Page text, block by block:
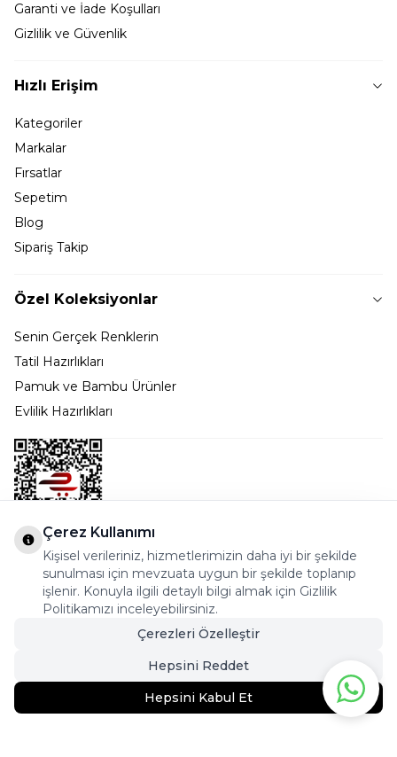
579,90TL469,95TL Sepete Ekle
Garanti ve İade Koşulları
Gizlilik ve Güvenlik
Hızlı Erişim
Kategoriler
Markalar
Fırsatlar
Sepetim
Blog
Sipariş Takip
Özel Koleksiyonlar
Senin Gerçek Renklerin
Tatil Hazırlıkları
Pamuk ve Bambu Ürünler
Evlilik Hazırlıkları
Bostancı Mah. Dar yol Sok. Safir sitesi 5/1 B Blok
Kadıköy - İSTANBUL
info@cekmeceonline.com
Çerez Kullanımı
Kişisel verileriniz, hizmetlerimizin daha iyi bir şekilde
sunulması için mevzuata uygun bir şekilde toplanıp
işlenir. Konuyla ilgili detaylı bilgi almak için Gizlilik
Politikamızı inceleyebilirsiniz.
Çerezleri Özelleştir
Hepsini Reddet
Hepsini Kabul Et